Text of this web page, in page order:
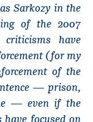
Sarkozy in the
of the 2007
have
(for my
of the
— prison,
— even if the
focused on